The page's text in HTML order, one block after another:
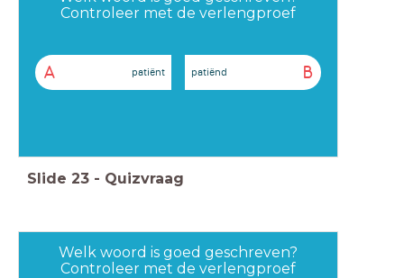
Controleer met de verlengproef
A patiënt B
patiënd
Slide 23 - Quizvraag
Welk woord is goed geschreven?
Controleer met de verlengproef